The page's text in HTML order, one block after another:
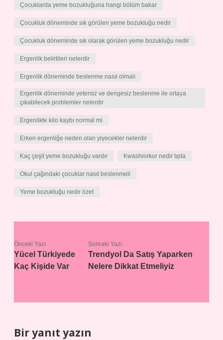
Çocuklarda yeme bozukluğuna hangi bölüm bakar
Çocukluk döneminde sık görülen yeme bozukluğu nedir
Çocukluk döneminde sık olarak görülen yeme bozukluğu nedir
Ergenlik belirtileri nelerdir
Ergenlik döneminde beslenme nasıl olmalı
Ergenlik döneminde yetersiz ve dengesiz beslenme ile ortaya
çıkabilecek problemler nelerdir
Ergenlikte kilo kaybı normal mi
Erken ergenliğe neden olan yiyecekler nelerdir
Kaç çeşit yeme bozukluğu vardır Kwashiorkor nedir tıpta
Okul çağındaki çocuklar nasıl beslenmeli
Yeme bozukluğu nedir özet
Önceki Yazı
Yücel Türkiyede
Kaç Kişide Var
Sonraki Yazı
Trendyol Da Satış Yaparken
Nelere Dikkat Etmeliyiz
Bir yanıt yazın